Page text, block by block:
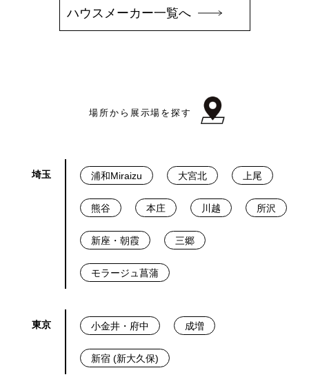
ハウスメーカー一覧へ
場所から展示場を探す
埼玉 浦和Miraizu 大宮北 上尾
熊谷 本庄 川越 所沢
新座・朝霞 三郷
モラージュ菖蒲
東京 小金井・府中 成増
新宿 (新大久保)